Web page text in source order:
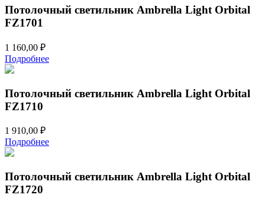
420,00 ₽.
Потолочный светильник Ambrella Light Orbital
FZ1701
1 160,00 ₽
Подробнее
Потолочный светильник Ambrella Light Orbital
FZ1710
1 910,00 ₽
Подробнее
Потолочный светильник Ambrella Light Orbital
FZ1720